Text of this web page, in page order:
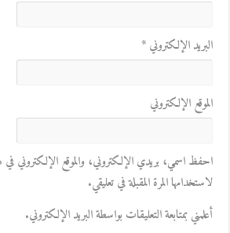
البريد الإلكتروني*
الموقع الإلكتروني
احفظ اسمي، بريدي الإلكتروني، والموقع الإلكتروني
لاستخدامها المرة المقبلة في تعليقي.
أعلمني بمتابعة التعليقات بواسطة البريد الإلكتروني.